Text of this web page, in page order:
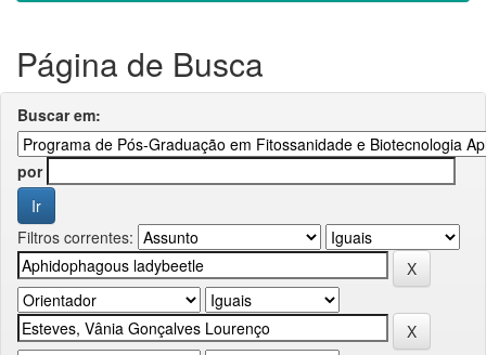
Página de Busca
Buscar em:
por
Filtros correntes: